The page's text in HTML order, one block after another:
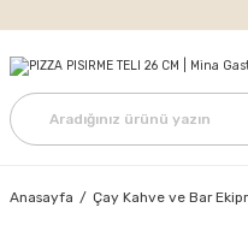
Tüm Siparişlerde
Anasayfa Çay Kahve ve Bar